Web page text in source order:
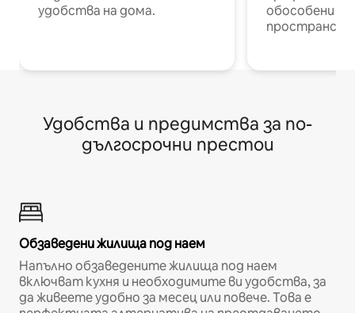
удобства на дома.
обособени
Удобства и предимства за по-
дългосрочни престои
Обзаведени жилища под наем
Напълно обзаведените жилища под наем
включват кухня и необходимите ви удобства, за
да живеете удобно за месец или повече. Това е